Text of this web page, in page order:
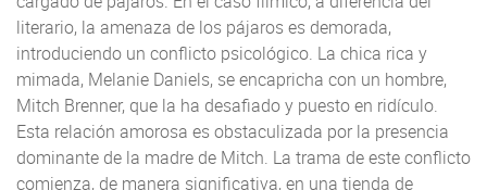
literario, la amenaza de los pájaros es demorada,
introduciendo un conflicto psicológico. La chica rica y
mimada, Melanie Daniels, se encapricha con un hombre,
Mitch Brenner, que la ha desafiado y puesto en ridículo.
Esta relación amorosa es obstaculizada por la presencia
dominante de la madre de Mitch. La trama de este conflicto
comienza, de manera significativa, en una tienda de